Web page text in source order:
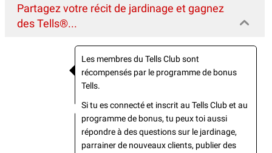
Partagez votre récit de jardinage et gagnez
des Tells®...
Les membres du Tells Club sont
récompensés par le programme de bonus
Tells.
Si tu es connecté et inscrit au Tells Club et au
programme de bonus, tu peux toi aussi
répondre à des questions sur le jardinage,
parrainer de nouveaux clients, publier des